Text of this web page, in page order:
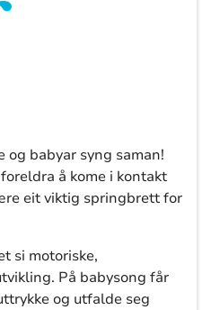
og babyar syng saman!
å kome i kontakt
eit viktig springbrett for
si motoriske,
På babysong får
og utfalde seg